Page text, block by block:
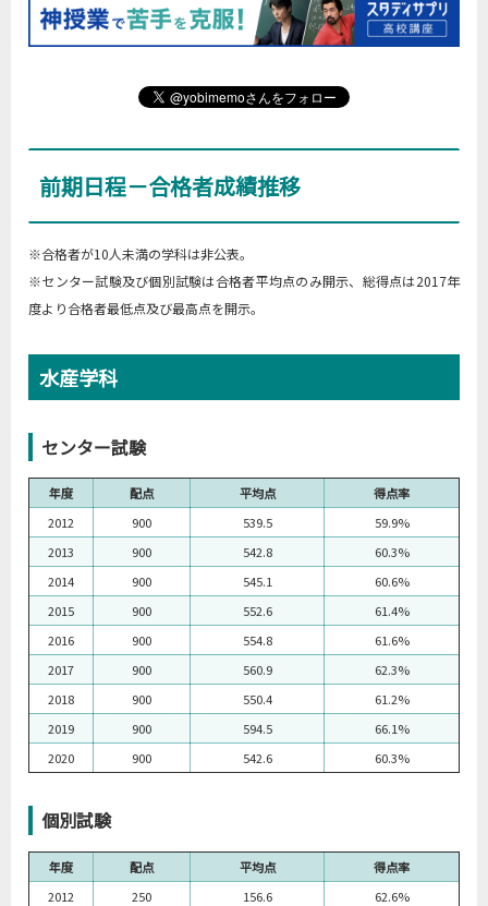
前期日程－合格者成績推移
※合格者が10人未満の学科は非公表。
※センター試験及び個別試験は合格者平均点のみ開示、総得点は2017年
度より合格者最低点及び最高点を開示。
水産学科
センター試験
年度 配点 平均点
得点率
2012
900 539.5
59.9%
2013
900 542.8
60.3%
2014
900 545.1
60.6%
2015
900 552.6
61.4%
2016
900 554.8
61.6%
2017
900 560.9
62.3%
2018
900 550.4
61.2%
2019
900 594.5
66.1%
2020
900 542.6 60.3%
個別試験
年度 配点 平均点
得点率
2012
250 156.6
62.6%